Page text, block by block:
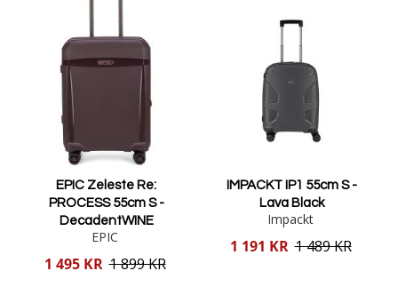
EPIC Zeleste Re:
PROCESS 55cm S -
DecadentWINE
EPIC
Reducerat
1 495 KR 1 899 KR
IMPACKT IP1 55cm S -
Lava Black
Impackt
Reducerat
1 191 KR 1 489 KR